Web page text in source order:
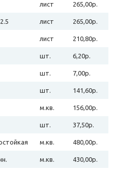
лист 265,00р.
лист 265,00р.
лист 210,80р.
шт. 6,20р.
шт. 7,00р.
шт. 141,60р.
м.кв. 156,00р.
шт. 37,50р.
м.кв. 480,00р.
м.кв. 430,00р.